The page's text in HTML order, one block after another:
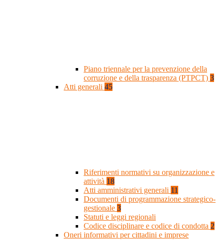
Piano triennale per la prevenzione della
corruzione e della trasparenza (PTPCT) 3
Atti generali 45
Riferimenti normativi su organizzazione e
attività 18
Atti amministrativi generali 11
Documenti di programmazione strategico-
gestionale 3
Statuti e leggi regionali
Codice disciplinare e codice di condotta 2
Oneri informativi per cittadini e imprese